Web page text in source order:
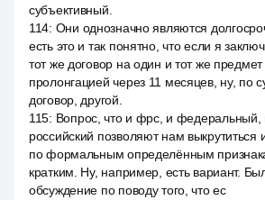
субъективный.
114: Они однозначно являются
есть это и так понятно, что если я
тот же договор на один и тот же предмет
пролонгацией через 11 месяцев, ну, по
договор, другой.
115: Вопрос, что и фрс, и федеральный,
российский позволяют нам выкрутиться
по формальным определённым
кратким. Ну, например, есть вариант.
обсуждение по поводу того, что ес